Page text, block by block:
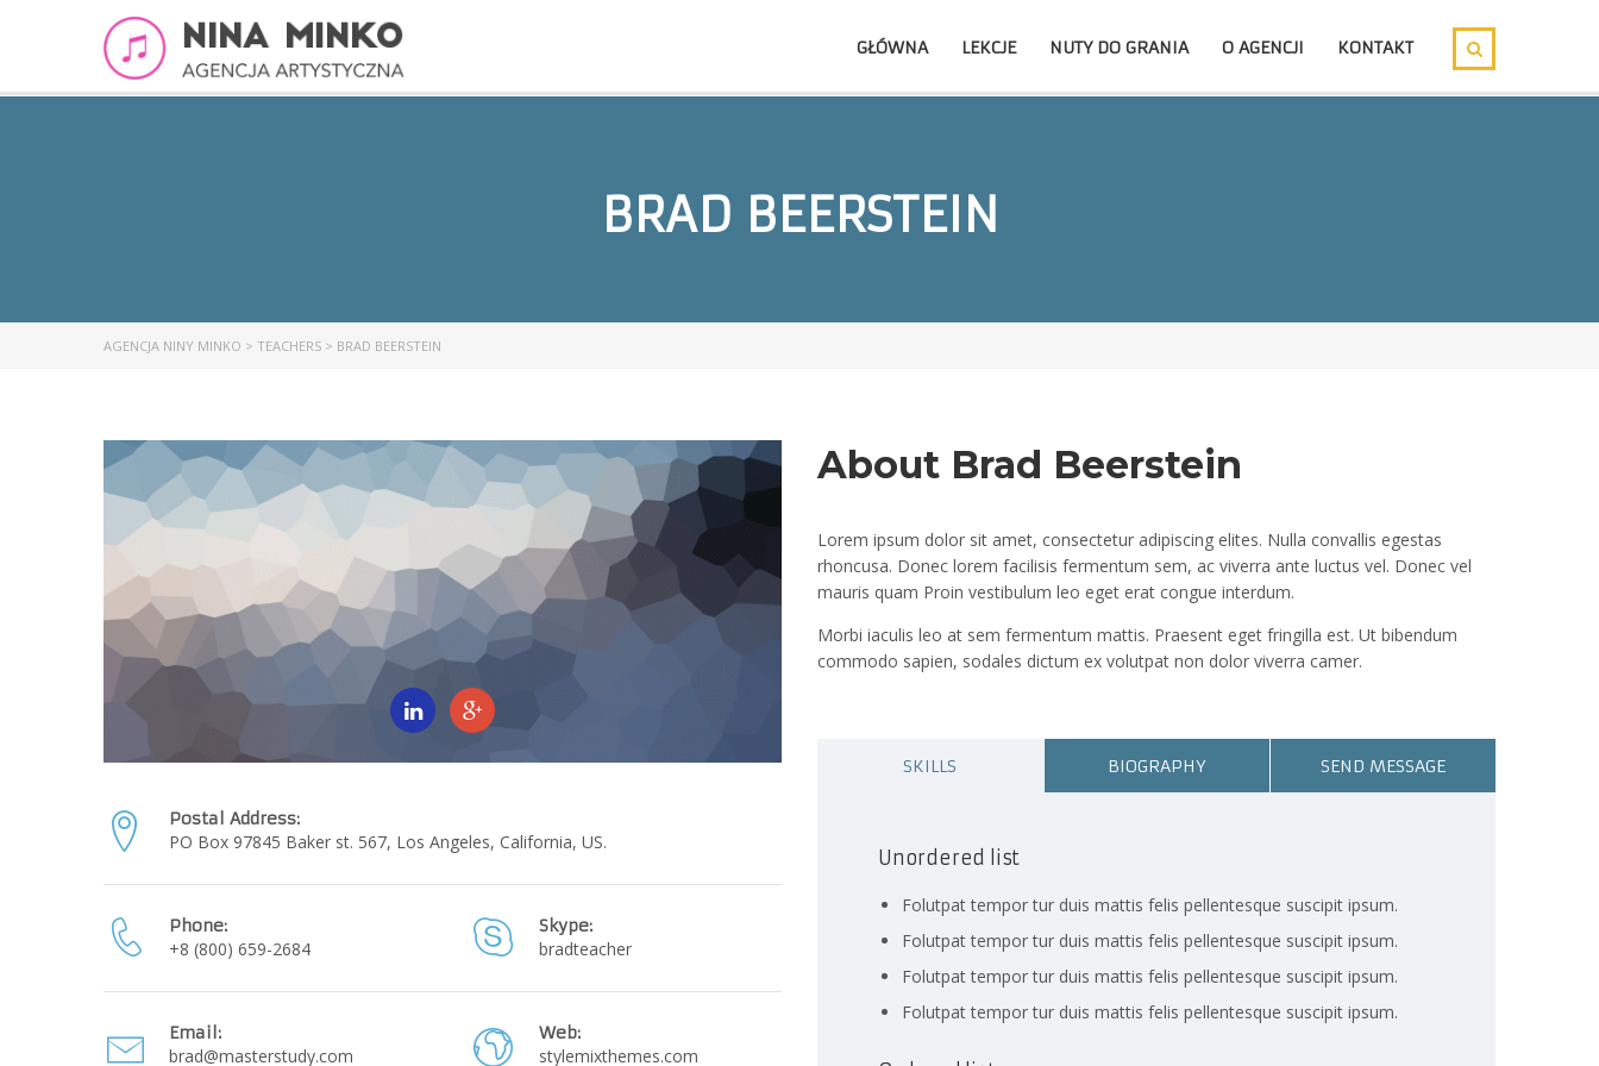
GŁÓWNA LEKCJE NUTY DO GRANIA O AGENCJI KONTAKT
BRAD BEERSTEIN
AGENCJA NINY MINKO > TEACHERS > BRAD BEERSTEIN
Postal Address:
PO Box 97845 Baker st. 567, Los Angeles, California, US.
Phone:
+8 (800) 659-2684
Skype:
bradteacher
Email:
brad@masterstudy.com
Web:
stylemixthemes.com
About Brad Beerstein
Lorem ipsum dolor sit amet, consectetur adipiscing elites. Nulla convallis egestas
rhoncusa. Donec lorem facilisis fermentum sem, ac viverra ante luctus vel. Donec vel
mauris quam Proin vestibulum leo eget erat congue interdum.
Morbi iaculis leo at sem fermentum mattis. Praesent eget fringilla est. Ut bibendum
commodo sapien, sodales dictum ex volutpat non dolor viverra camer.
SKILLS BIOGRAPHY SEND MESSAGE
Unordered list
Folutpat tempor tur duis mattis felis pellentesque suscipit ipsum.
Folutpat tempor tur duis mattis felis pellentesque suscipit ipsum.
Folutpat tempor tur duis mattis felis pellentesque suscipit ipsum.
Folutpat tempor tur duis mattis felis pellentesque suscipit ipsum.